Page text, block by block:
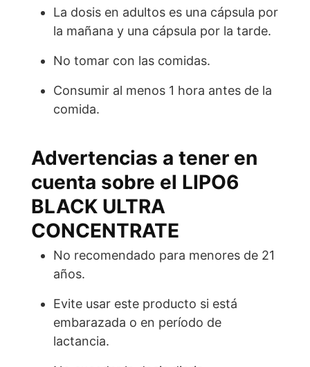
La dosis en adultos es una cápsula por
la mañana y una cápsula por la tarde.
No tomar con las comidas.
Consumir al menos 1 hora antes de la
comida.
Advertencias a tener en
cuenta sobre el LIPO6
BLACK ULTRA
CONCENTRATE
No recomendado para menores de 21
años.
Evite usar este producto si está
embarazada o en período de
lactancia.